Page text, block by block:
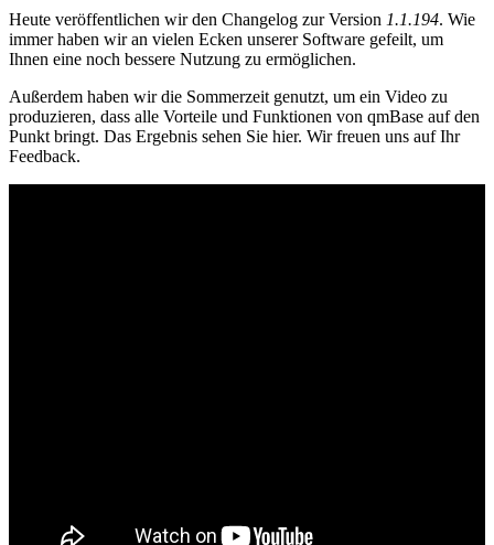
Heute veröffentlichen wir den Changelog zur Version 1.1.194. Wie
immer haben wir an vielen Ecken unserer Software gefeilt, um
Ihnen eine noch bessere Nutzung zu ermöglichen.
Außerdem haben wir die Sommerzeit genutzt, um ein Video zu
produzieren, dass alle Vorteile und Funktionen von qmBase auf den
Punkt bringt. Das Ergebnis sehen Sie hier. Wir freuen uns auf Ihr
Feedback.